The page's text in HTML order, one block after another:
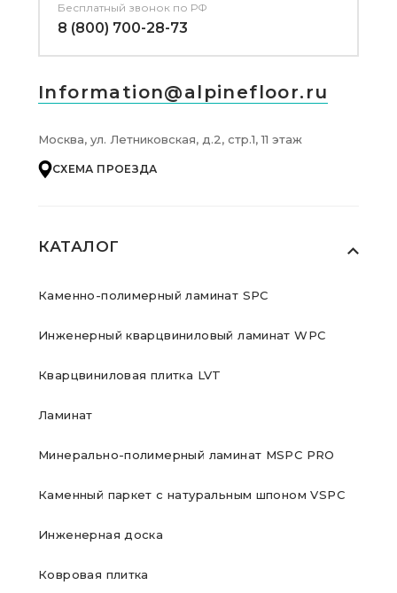
КАТАЛОГ
Каменно-полимерный ламинат SPC
Инженерный кварцвиниловый ламинат WPC
Кварцвиниловая плитка LVT
Ламинат
Минерально-полимерный ламинат MSPC PRO
Каменный паркет с натуральным шпоном VSPC
Инженерная доска
Ковровая плитка
Бесплатный звонок по РФ
8 (800) 700-28-73
Information@alpinefloor.ru
Москва, ул. Летниковская, д.2, стр.1, 11 этаж
СХЕМА ПРОЕЗДА